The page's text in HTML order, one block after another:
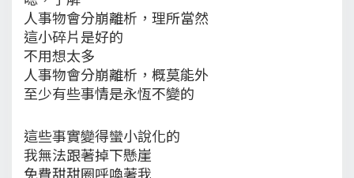
人事物會分崩離析，理所當然
這小碎片是好的
不用想太多
人事物會分崩離析，概莫能外
至少有些事情是永恆不變的
這些事實變得蠻小說化的
我無法跟著掉下懸崖
免費甜甜圈呼喚著我